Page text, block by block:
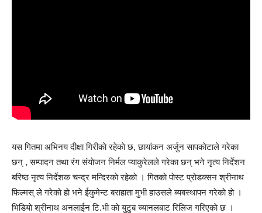
यस गितमा अभिनय दीक्षा गिरीकाे रहेकाे छ, छायांकन अर्जुन सापकाेटाले गरेका
छन् , सम्पादन तथा रंग संयाेजन निर्मल प्याकुरेलले गरेका छन् भने नृत्य निर्देशन
बरिष्ठ नृत्य निर्देशक चन्द्र मन्दिरकाे रहेकाे । गितकाे पाेस्ट प्राेडक्सन श्रीनाथ
फिल्मस् ले गरेकाे हाे भने ईकुमेन्ट बराहाता मुभी हाउसले ब्यबस्थापन गरेकाे हाे ।
भिडियाे श्रीनाथ अनलाईन टि.भी काे युटुब च्यानलबाट रिलिज गरिएकाे छ ।